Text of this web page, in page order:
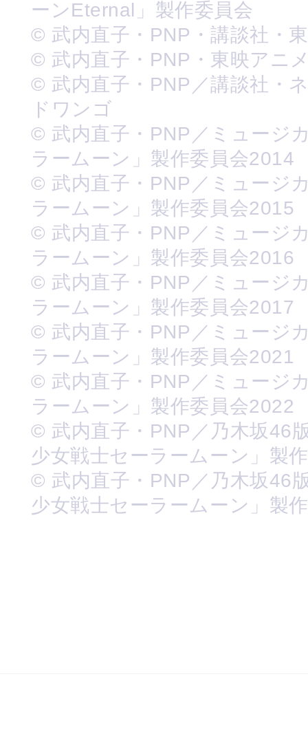
ーンEternal」製作委員会
© 武内直子・PNP・講談社・
© 武内直子・PNP・東映アニ
© 武内直子・PNP／講談社・
ドワンゴ
© 武内直子・PNP／ミュージ
ラームーン」製作委員会2014
© 武内直子・PNP／ミュージ
ラームーン」製作委員会2015
© 武内直子・PNP／ミュージ
ラームーン」製作委員会2016
© 武内直子・PNP／ミュージ
ラームーン」製作委員会2017
© 武内直子・PNP／ミュージ
ラームーン」製作委員会2021
© 武内直子・PNP／ミュージ
ラームーン」製作委員会2022
© 武内直子・PNP／乃木坂46
少女戦士セーラームーン」製
© 武内直子・PNP／乃木坂46
少女戦士セーラームーン」製